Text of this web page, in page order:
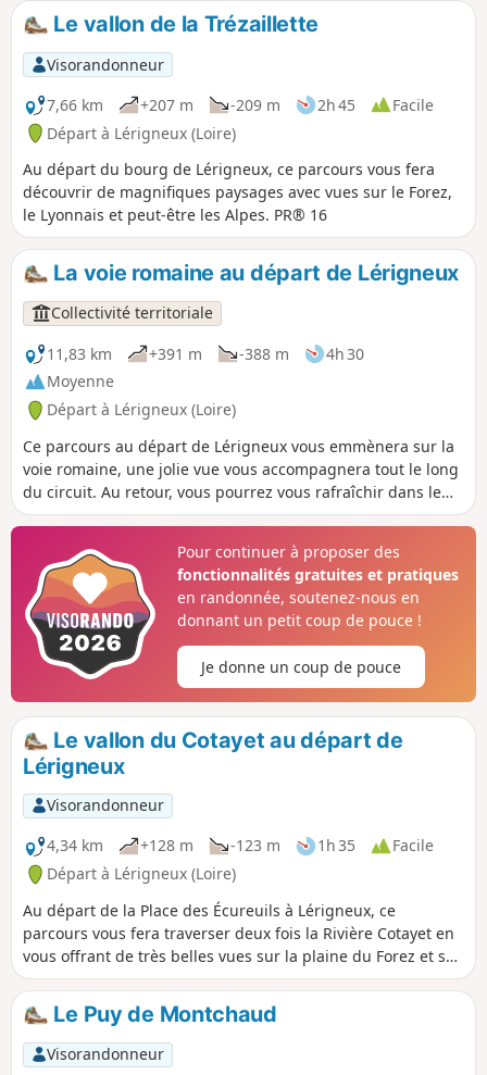
Le vallon de la Trézaillette
Visorandonneur
7,66 km
+207 m -209 m 2h 45
Facile
Départ à Lérigneux (Loire)
Au départ du bourg de Lérigneux, ce parcours vous fera
découvrir de magnifiques paysages avec vues sur le Forez,
le Lyonnais et peut-être les Alpes. PR® 16
La voie romaine au départ de Lérigneux
Collectivité territoriale
11,83 km
+391 m -388 m
4h 30
Moyenne
Départ à Lérigneux (Loire)
Ce parcours au départ de Lérigneux vous emmènera sur la
voie romaine, une jolie vue vous accompagnera tout le long
du circuit. Au retour, vous pourrez vous rafraîchir dans le
bourg, au Coin des Écureuils.
Pour continuer à proposer des
fonctionnalités gratuites et pratiques
en randonnée, soutenez-nous en
donnant un petit coup de pouce !
Je donne un coup de pouce
Le vallon du Cotayet au départ de
Lérigneux
Visorandonneur
4,34 km
+128 m -123 m 1h 35
Facile
Départ à Lérigneux (Loire)
Au départ de la Place des Écureuils à Lérigneux, ce
parcours vous fera traverser deux fois la Rivière Cotayet en
vous offrant de très belles vues sur la plaine du Forez et sur
le village. Sentier PR® 14
Le Puy de Montchaud
Visorandonneur